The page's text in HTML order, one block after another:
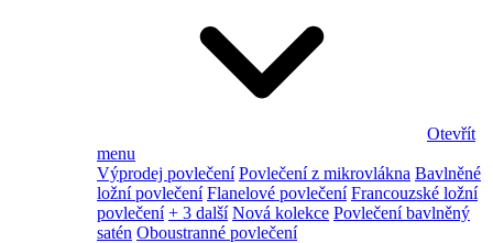
Otevřít
menu
Výprodej povlečení Povlečení z mikrovlákna Bavlněné
ložní povlečení Flanelové povlečení Francouzské ložní
povlečení + 3 další Nová kolekce Povlečení bavlněný
satén Oboustranné povlečení